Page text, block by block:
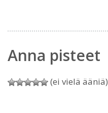
Anna pisteet
(ei vielä ääniä)